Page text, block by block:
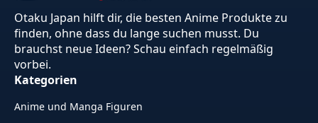
Otaku Japan hilft dir, die besten Anime Produkte zu
finden, ohne dass du lange suchen musst. Du
brauchst neue Ideen? Schau einfach regelmäßig
vorbei.
Kategorien
Anime und Manga Figuren